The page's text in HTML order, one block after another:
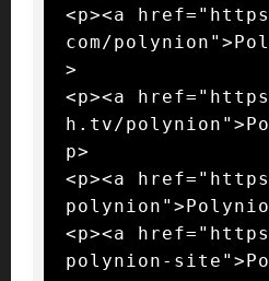
<p><a
com/
>
<p><a
h.tv/
p>
<p><a
<p><a
polynion-